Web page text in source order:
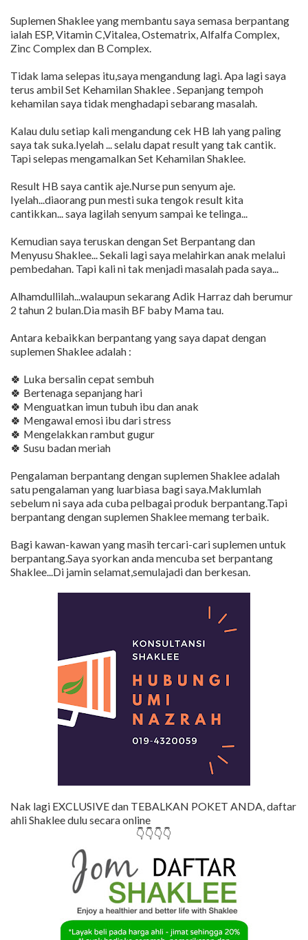
Suplemen Shaklee yang membantu saya semasa berpantang
ialah ESP, Vitamin C,Vitalea, Ostematrix, Alfalfa Complex,
Zinc Complex dan B Complex.
Tidak lama selepas itu,saya mengandung lagi. Apa lagi saya
terus ambil Set Kehamilan Shaklee . Sepanjang tempoh
kehamilan saya tidak menghadapi sebarang masalah.
Kalau dulu setiap kali mengandung cek HB lah yang paling
saya tak suka.Iyelah ... selalu dapat result yang tak cantik.
Tapi selepas mengamalkan Set Kehamilan Shaklee.
Result HB saya cantik aje.Nurse pun senyum aje.
Iyelah...diaorang pun mesti suka tengok result kita
cantikkan... saya lagilah senyum sampai ke telinga...
Kemudian saya teruskan dengan Set Berpantang dan
Menyusu Shaklee... Sekali lagi saya melahirkan anak melalui
pembedahan. Tapi kali ni tak menjadi masalah pada saya...
Alhamdullilah...walaupun sekarang Adik Harraz dah berumur
2 tahun 2 bulan.Dia masih BF baby Mama tau.
Antara kebaikkan berpantang yang saya dapat dengan
suplemen Shaklee adalah :
🍀 Luka bersalin cepat sembuh
🍀 Bertenaga sepanjang hari
🍀 Menguatkan imun tubuh ibu dan anak
🍀 Mengawal emosi ibu dari stress
🍀 Mengelakkan rambut gugur
🍀 Susu badan meriah
Pengalaman berpantang dengan suplemen Shaklee adalah
satu pengalaman yang luarbiasa bagi saya.Maklumlah
sebelum ni saya ada cuba pelbagai produk berpantang.Tapi
berpantang dengan suplemen Shaklee memang terbaik.
Bagi kawan-kawan yang masih tercari-cari suplemen untuk
berpantang.Saya syorkan anda mencuba set berpantang
Shaklee...Di jamin selamat,semulajadi dan berkesan.
Nak lagi EXCLUSIVE dan TEBALKAN POKET ANDA, daftar
ahli Shaklee dulu secara online
👇👇👇👇